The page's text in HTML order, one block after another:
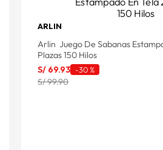
ARLIN
Arlin Juego De Sabanas
Plazas 150 Hilos
S/ 69.93 -30 %
S/ 99.90